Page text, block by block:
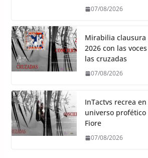
07/08/2026
Mirabilia clausura
2026 con las
las cruzadas
07/08/2026
InTactvs recrea
universo profético
Fiore
07/08/2026